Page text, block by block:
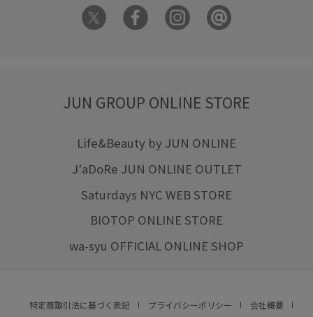
JUN GROUP ONLINE STORE
Life&Beauty by JUN ONLINE
J'aDoRe JUN ONLINE OUTLET
Saturdays NYC WEB STORE
BIOTOP ONLINE STORE
wa-syu OFFICIAL ONLINE SHOP
特定商取引法に基づく表記 プライバシーポリシー
会社概要